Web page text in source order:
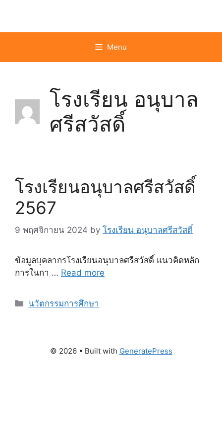
content
Menu
โรงเรียน อนุบาล
ศรีสวัสดิ์
โรงเรียนอนุบาลศรีสวัสดิ์
2567
9 พฤศจิกายน 2024 by โรงเรียน อนุบาลศรีสวัสดิ์
ข้อมูลบุคลากรโรงเรียนอนุบาลศรีสวัสดิ์ แนวคิดหลัก
การในกา … Read more
Categories
นวัตกรรมการศึกษา
© 2026 • Built with GeneratePress